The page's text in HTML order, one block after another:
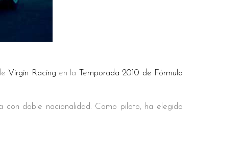
Virgin Racing en la
Temporada 2010 de Fórmula
con doble nacionalidad. Como piloto, ha elegido